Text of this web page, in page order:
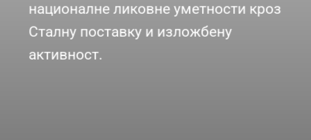
националне ликовне уметности кроз
Сталну поставку и изложбену
активност.